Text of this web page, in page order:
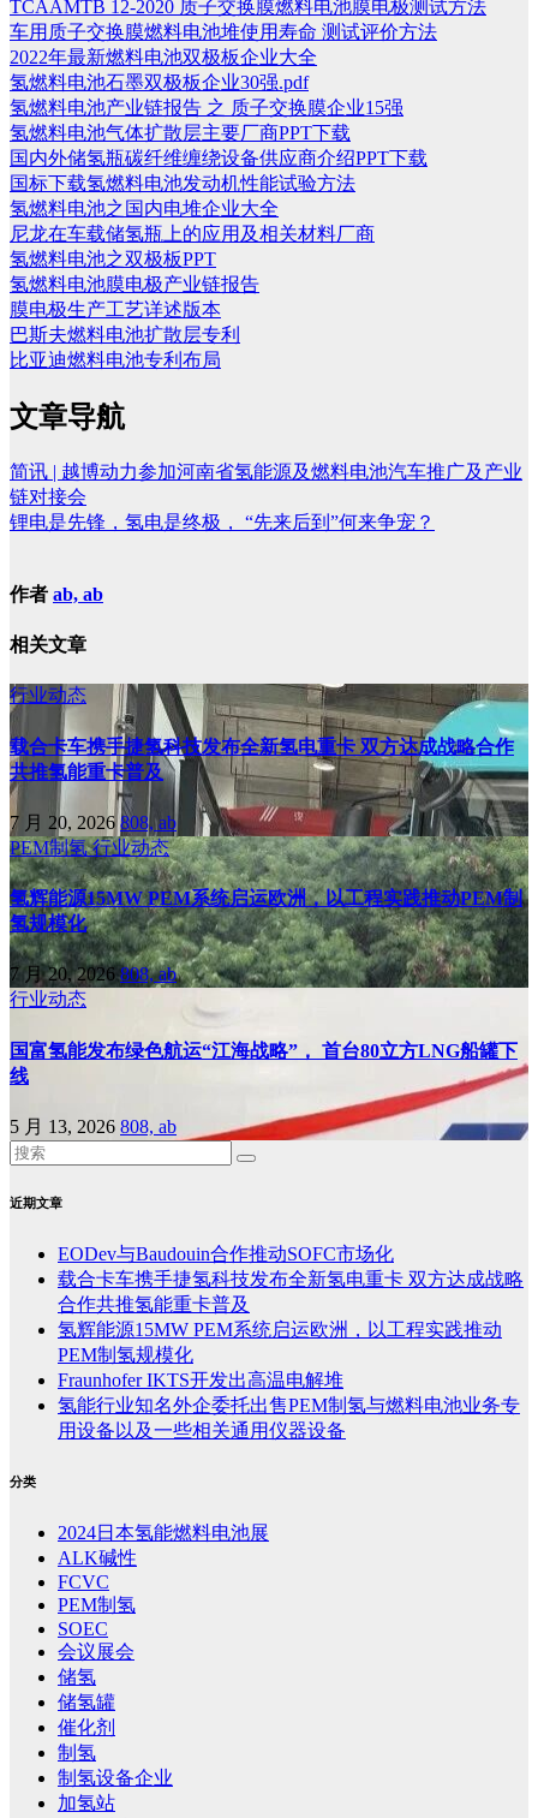
TCAAMTB 12-2020 质子交换膜燃料电池膜电极测试方法
车用质子交换膜燃料电池堆使用寿命 测试评价方法
2022年最新燃料电池双极板企业大全
氢燃料电池石墨双极板企业30强.pdf
氢燃料电池产业链报告 之 质子交换膜企业15强
氢燃料电池气体扩散层主要厂商PPT下载
国内外储氢瓶碳纤维缠绕设备供应商介绍PPT下载
国标下载氢燃料电池发动机性能试验方法
氢燃料电池之国内电堆企业大全
尼龙在车载储氢瓶上的应用及相关材料厂商
氢燃料电池之双极板PPT
氢燃料电池膜电极产业链报告
膜电极生产工艺详述版本
巴斯夫燃料电池扩散层专利
比亚迪燃料电池专利布局
文章导航
简讯 | 越博动力参加河南省氢能源及燃料电池汽车推广及产业
链对接会
锂电是先锋，氢电是终极， “先来后到”何来争宠？
作者 ab, ab
相关文章
行业动态
载合卡车携手捷氢科技发布全新氢电重卡 双方达成战略合作
共推氢能重卡普及
7 月 20, 2026808, ab
PEM制氢行业动态
氢辉能源15MW PEM系统启运欧洲，以工程实践推动PEM制
氢规模化
7 月 20, 2026808, ab
行业动态
国富氢能发布绿色航运“江海战略”， 首台80立方LNG船罐下
线
5 月 13, 2026 808, ab
近期文章
EODev与Baudouin合作推动SOFC市场化
载合卡车携手捷氢科技发布全新氢电重卡 双方达成战略
合作共推氢能重卡普及
氢辉能源15MW PEM系统启运欧洲，以工程实践推动
PEM制氢规模化
Fraunhofer IKTS开发出高温电解堆
氢能行业知名外企委托出售PEM制氢与燃料电池业务专
用设备以及一些相关通用仪器设备
分类
2024日本氢能燃料电池展
ALK碱性
FCVC
PEM制氢
SOEC
会议展会
储氢
储氢罐
催化剂
制氢
制氢设备企业
加氢站